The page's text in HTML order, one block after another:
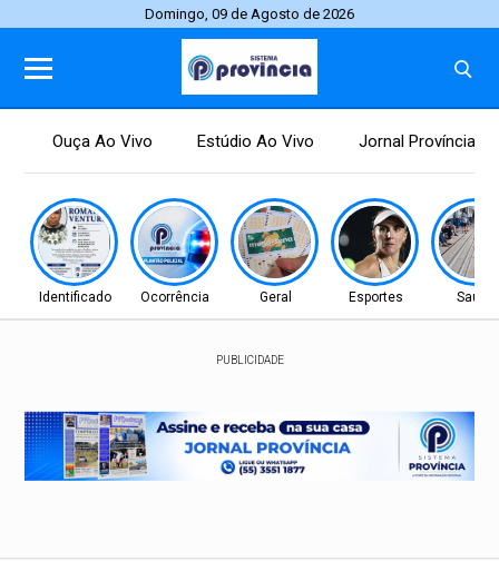
Domingo, 09 de Agosto de 2026
Ouça Ao Vivo Estúdio Ao Vivo Jornal Província
Identificado Ocorrência Geral Esportes Saúde
PUBLICIDADE